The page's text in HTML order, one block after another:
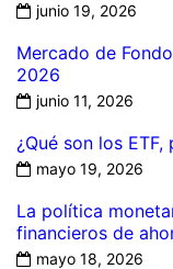
junio 19, 2026
Mercado de
2026
junio 11, 2026
¿Qué son los
mayo 19, 2026
La política
financieros de
mayo 18, 2026